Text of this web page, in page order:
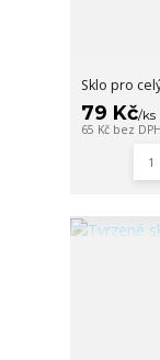
Sklo pro
79 Kč/ks
65 Kč bez DPH